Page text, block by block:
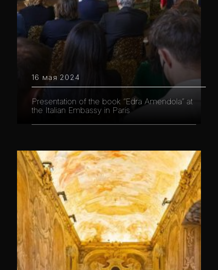
16 мая 2024
Presentation of the book “Edra Amendola” at
the Italian Embassy in Paris